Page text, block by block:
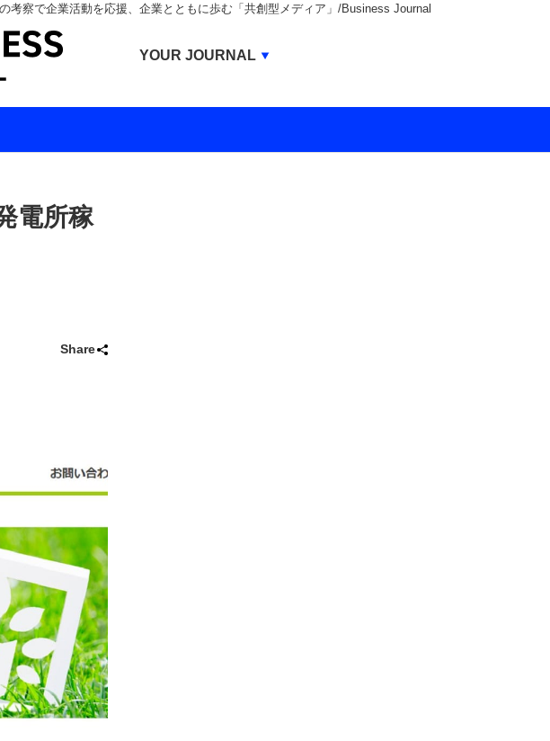
考察で企業活動を応援、企業とともに歩む「共創型メディア」/Business Journal
電所稼
Share
YOUR JOURNAL
BUSINESS JOURNAL